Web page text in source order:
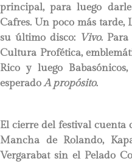
principal, para luego
Cafres. Un poco más tarde,
su último disco: Vivo.
Cultura Profética,
Rico y luego
esperadoA propósito.
El cierre del festival cuenta
Mancha de Rolando,
Vergarabat sin el Pelado